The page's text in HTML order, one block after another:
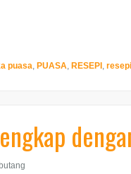
puasa PUASA RESEPI